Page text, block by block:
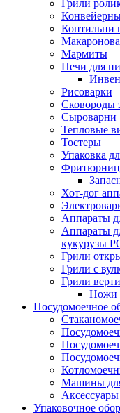
Грили
Коптильни
Мармиты
Печи для
Рисоварки
Сковороды
Сыроварни
Тепловые
Тостеры
Упаковка
Хот-дог
Аппараты
Аппараты
кукурузы
Грили
Грили с
Грили
Ножи
Посудомоечное
Машины
Аксессуары
Упаковочное